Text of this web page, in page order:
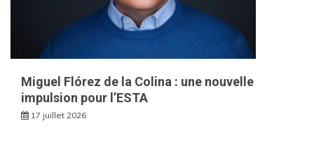
Miguel Flórez de la Colina : une nouvelle
impulsion pour l’ESTA
17 juillet 2026